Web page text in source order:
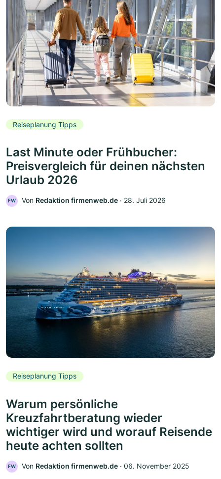
Reiseplanung Tipps
Last Minute oder Frühbucher:
Preisvergleich für deinen nächsten
Urlaub 2026
FW Von Redaktion firmenweb.de ‧ 28. Juli 2026
Reiseplanung Tipps
Warum persönliche
Kreuzfahrtberatung wieder
wichtiger wird und worauf Reisende
heute achten sollten
FW Von Redaktion firmenweb.de ‧ 06. November 2025